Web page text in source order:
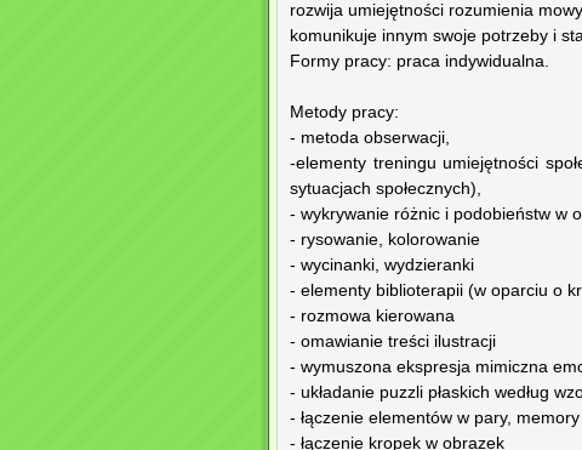
rozwija umiejętności rozumienia
komunikuje innym swoje potrzeby i
Formy pracy: praca indywidualna.
Metody pracy:
- metoda obserwacji,
-elementy treningu umiejętności
sytuacjach społecznych),
- wykrywanie różnic i podobieństw w
- rysowanie, kolorowanie
- wycinanki, wydzieranki
- elementy biblioterapii (w oparciu o
- rozmowa kierowana
- omawianie treści ilustracji
- wymuszona ekspresja mimiczna
- układanie puzzli płaskich według
- łączenie elementów w pary,
- łączenie kropek w obrazek